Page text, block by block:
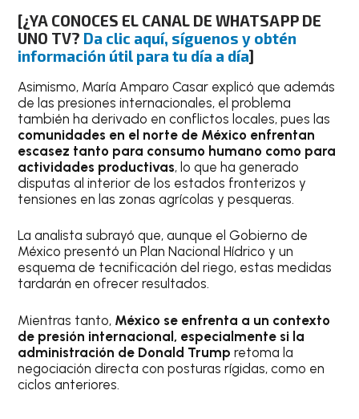
[¿YA CONOCES EL CANAL DE WHATSAPP DE
UNO TV? Da clic aquí, síguenos y obtén
información útil para tu día a día]
Asimismo, María Amparo Casar explicó que además
de las presiones internacionales, el problema
también ha derivado en conflictos locales, pues las
comunidades en el norte de México enfrentan
escasez tanto para consumo humano como para
actividades productivas, lo que ha generado
disputas al interior de los estados fronterizos y
tensiones en las zonas agrícolas y pesqueras.
La analista subrayó que, aunque el Gobierno de
México presentó un Plan Nacional Hídrico y un
esquema de tecnificación del riego, estas medidas
tardarán en ofrecer resultados.
Mientras tanto, México se enfrenta a un contexto
de presión internacional, especialmente si la
administración de Donald Trump retoma la
negociación directa con posturas rígidas, como en
ciclos anteriores.